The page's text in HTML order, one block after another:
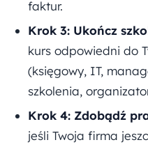
faktur.
Krok 3: Ukończ
kurs odpowiedni do
(księgowy, IT,
szkolenia,
Krok 4: Zdobądź
jeśli Twoja firma